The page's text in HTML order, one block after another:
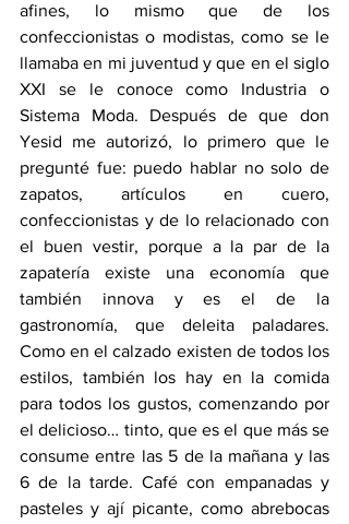
afines, lo mismo que de los
confeccionistas o modistas, como se le
llamaba en mi juventud y que en el siglo
XXI se le conoce como Industria o
Sistema Moda. Después de que don
Yesid me autorizó, lo primero que le
pregunté fue: puedo hablar no solo de
zapatos, artículos en cuero,
confeccionistas y de lo relacionado con
el buen vestir, porque a la par de la
zapatería existe una economía que
también innova y es el de la
gastronomía, que deleita paladares.
Como en el calzado existen de todos los
estilos, también los hay en la comida
para todos los gustos, comenzando por
el delicioso… tinto, que es el que más se
consume entre las 5 de la mañana y las
6 de la tarde. Café con empanadas y
pasteles y ají picante, como abrebocas